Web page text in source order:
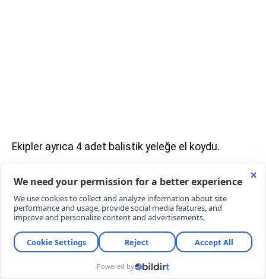
Ekipler ayrıca 4 adet balistik yeleğe el koydu.
dijital materyallerin incelenmesine devam edildiği
bildirildi. Muzaffer Şirin hakkında yürütülen
soruşturmanın çok yönlü olarak sürdüğü,
soruşturmanın seyri doğrultusunda kamuoyuna
ayrıca bilgi verileceği belirtildi.